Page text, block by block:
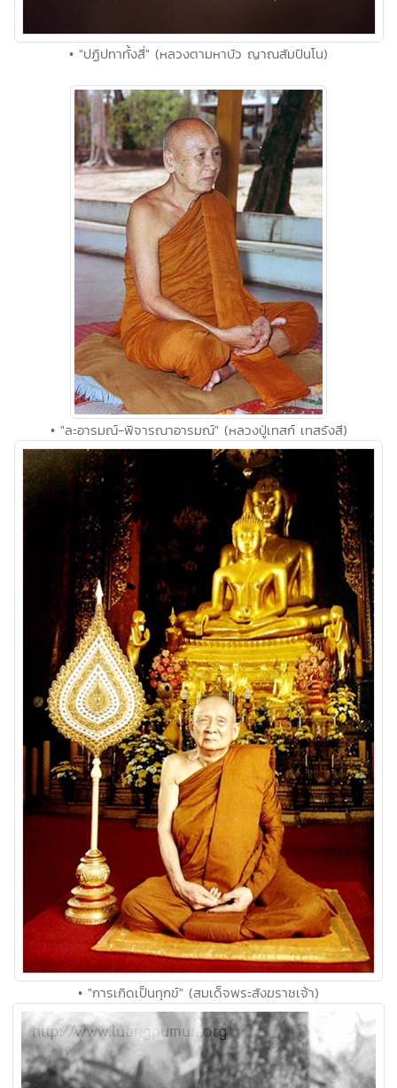
• "ปฏิปทาทั้งสี่" (หลวงตามหาบัว ญาณสัมปันโน)
• "ละอารมณ์-พิจารณาอารมณ์" (หลวงปู่เทสก์ เทสรังสี)
• "การเกิดเป็นทุกข์" (สมเด็จพระสังฆราชเจ้า)